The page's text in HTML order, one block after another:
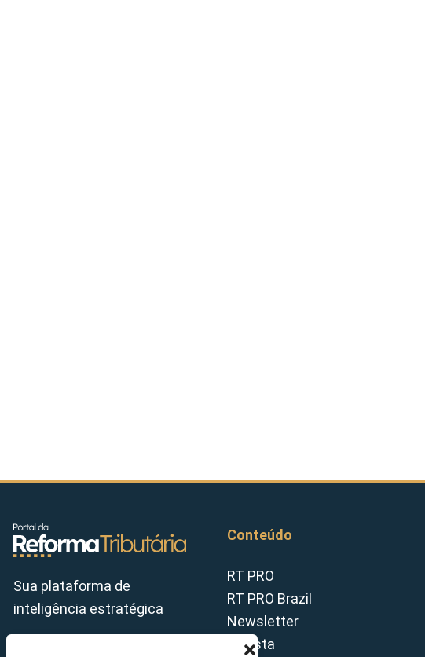
Sua plataforma de
inteligência estratégica
Conteúdo
RT PRO
RT PRO Brazil
Newsletter
Revista